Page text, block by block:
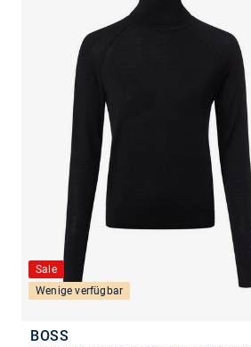
Sale
Wenige verfügbar
BOSS